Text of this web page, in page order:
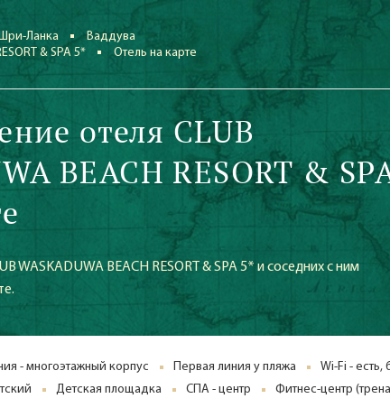
Ланка
Ваддува
& SPA 5*
Отель на карте
отеля CLUB
BEACH RESORT &
WASKADUWA BEACH RESORT & SPA 5* и соседних с ним
- многоэтажный корпус Первая линия у пляжа
Wi-Fi - есть,
Детская площадка СПА - центр Фитнес-центр